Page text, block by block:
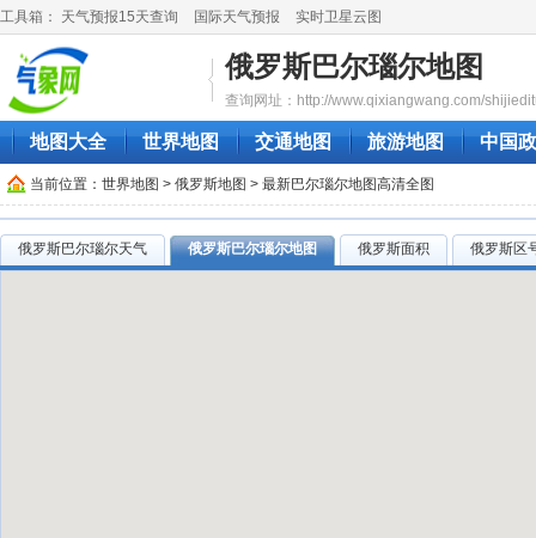
工具箱： 天气预报15天查询 国际天气预报 实时卫星云图
俄罗斯巴尔瑙尔地图
查询网址：http://www.qixiangwang.com/
地图大全 世界地图 交通地图 旅游地图 中国
当前位置： 世界地图 > 俄罗斯地图 > 最新巴尔瑙尔地图高清全图
俄罗斯巴尔瑙尔天气 俄罗斯巴尔瑙尔地图 俄罗斯面积 俄罗斯区